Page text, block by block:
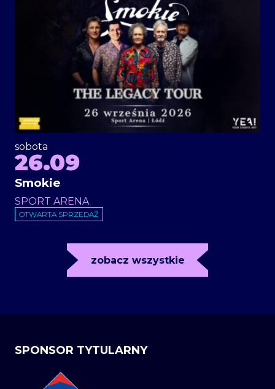
sobota
26.09
Smokie
SPORT ARENA
OTWARTA SPRZEDAŻ
zobacz wszystkie
SPONSOR TYTULARNY